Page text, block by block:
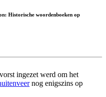
Historische woordenboeken op
ingezet werd om het
nog enigszins op